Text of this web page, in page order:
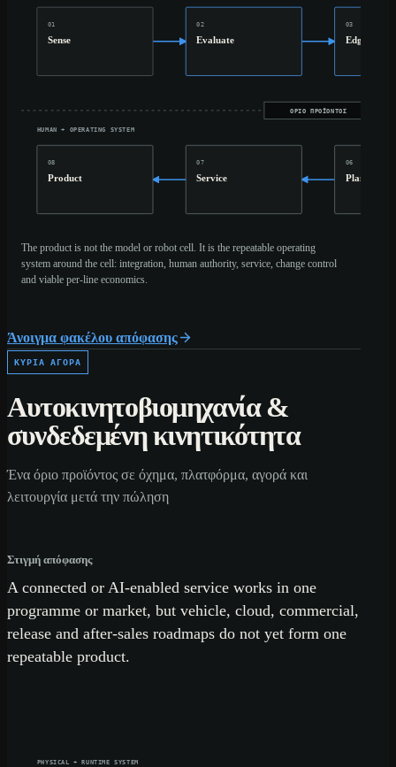
ΌΡΙΟ ΠΡΟΪΌΝΤΟΣ
HUMAN + OPERATING SYSTEM
01
Sense
02
Evaluate
03
Edge
06
Plant
07
Service
08
Product
The product is not the model or robot cell. It is the repeatable operating
system around the cell: integration, human authority, service, change control
and viable per-line economics.
Άνοιγμα φακέλου απόφασης
ΚΎΡΙΑ ΑΓΟΡΆ
Αυτοκινητοβιομηχανία &
συνδεδεμένη κινητικότητα
Ένα όριο προϊόντος σε όχημα, πλατφόρμα, αγορά και
λειτουργία μετά την πώληση
Στιγμή απόφασης
A connected or AI-enabled service works in one
programme or market, but vehicle, cloud, commercial,
release and after-sales roadmaps do not yet form one
repeatable product.
PHYSICAL + RUNTIME SYSTEM